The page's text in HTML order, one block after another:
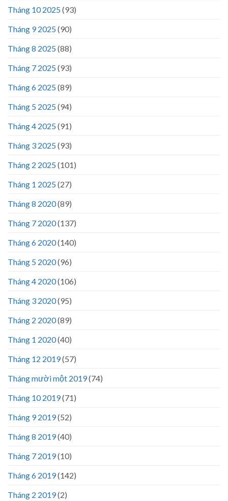
Tháng 10 2025(93)
Tháng 9 2025(90)
Tháng 8 2025(88)
Tháng 7 2025(93)
Tháng 6 2025(89)
Tháng 5 2025(94)
Tháng 4 2025(91)
Tháng 3 2025(93)
Tháng 2 2025(101)
Tháng 1 2025(27)
Tháng 8 2020(89)
Tháng 7 2020(137)
Tháng 6 2020(140)
Tháng 5 2020(96)
Tháng 4 2020(106)
Tháng 3 2020(95)
Tháng 2 2020(89)
Tháng 1 2020(40)
Tháng 12 2019(57)
Tháng mười một 2019(74)
Tháng 10 2019(71)
Tháng 9 2019(52)
Tháng 8 2019(40)
Tháng 7 2019(10)
Tháng 6 2019(142)
Tháng 2 2019(2)